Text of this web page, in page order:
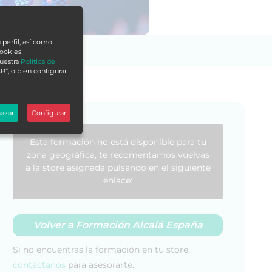
Esta formación no está disponible para tu
zona geográfica, te recomentamos vuelvas
a la store asignada pulsando en el siguiente
enlace:
Volver a Formación Alcalá España
Si no encuentras la formación en tu store,
contáctanos para asesorarte.
perfil, así como
Política de
o bien configurar
Configurar